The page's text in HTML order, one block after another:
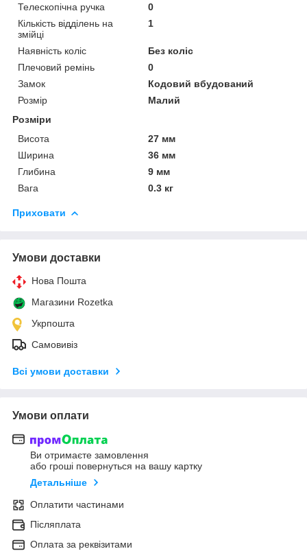
Телескопічна ручка
0
Кількість відділень на
змійці
1
Наявність коліс
Без коліс
Плечовий ремінь
0
Замок
Кодовий вбудований
Розмір
Малий
Розміри
Висота
27 мм
Ширина
36 мм
Глибина
9 мм
Вага
0.3 кг
Приховати
Умови доставки
Нова Пошта
Магазини Rozetka
Укрпошта
Самовивіз
Всі умови доставки
Умови оплати
Ви отримаєте замовлення
або гроші повернуться на вашу картку
Детальніше
Оплатити частинами
Післяплата
Оплата за реквізитами